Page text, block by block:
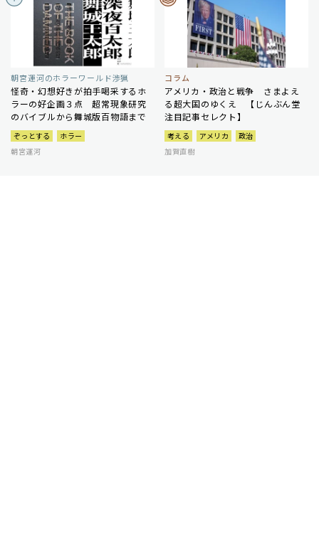
朝宮運河のホラーワールド渉猟
怪奇・幻想好きが拍手喝采するホ
ラーの好企画３点 超常現象研究
のバイブルから舞城版百物語まで
ぞっとする
ホラー
朝宮運河
コラム
アメリカ・政治と戦争 さまよえ
る超大国のゆくえ 【じんぶん堂
注目記事セレクト】
考える アメリカ
政治
加賀直樹